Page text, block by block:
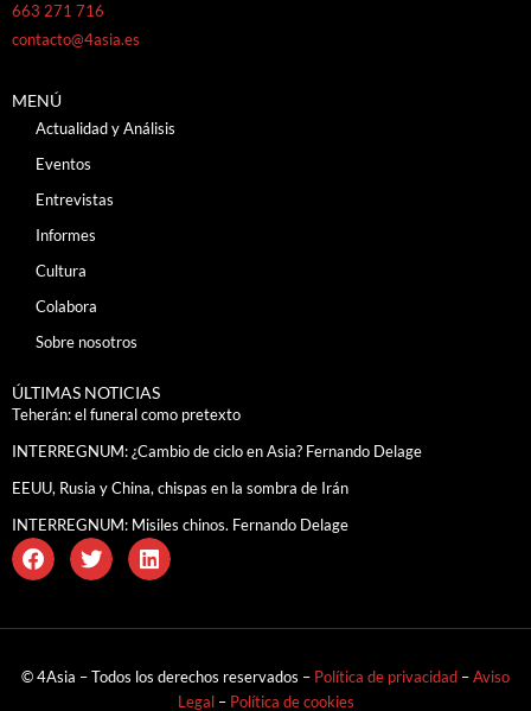
663 271 716
contacto@4asia.es
MENÚ
Actualidad y Análisis
Eventos
Entrevistas
Informes
Cultura
Colabora
Sobre nosotros
ÚLTIMAS NOTICIAS
Teherán: el funeral como pretexto
INTERREGNUM: ¿Cambio de ciclo en Asia? Fernando Delage
EEUU, Rusia y China, chispas en la sombra de Irán
INTERREGNUM: Misiles chinos. Fernando Delage
© 4Asia – Todos los derechos reservados – Política de privacidad –Aviso
Legal – Política de cookies